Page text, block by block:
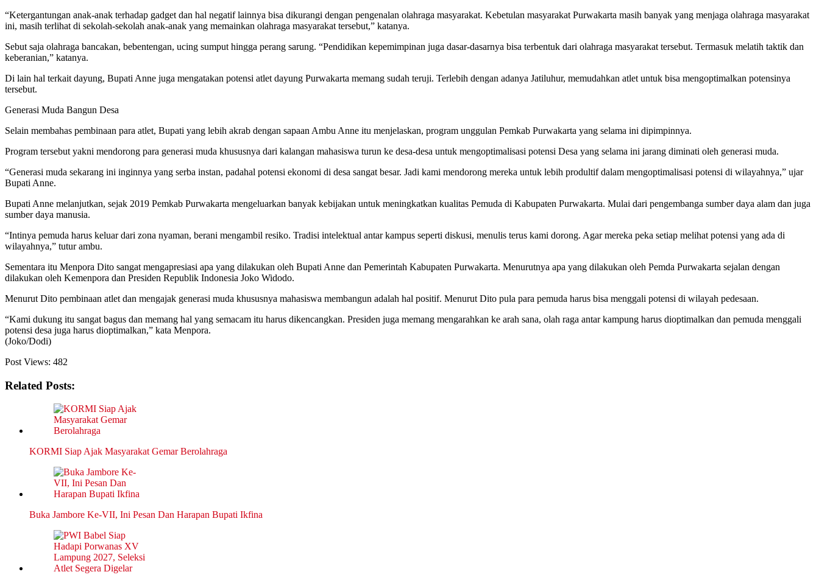
“Ketergantungan anak-anak terhadap gadget dan hal negatif lainnya bisa dikurangi dengan pengenalan olahraga masyarakat. Kebetulan masyarakat Purwakarta masih banyak yang menjaga olahraga masyarakat
ini, masih terlihat di sekolah-sekolah anak-anak yang memainkan olahraga masyarakat tersebut,” katanya.
Sebut saja olahraga bancakan, bebentengan, ucing sumput hingga perang sarung. “Pendidikan kepemimpinan juga dasar-dasarnya bisa terbentuk dari olahraga masyarakat tersebut. Termasuk melatih taktik dan
keberanian,” katanya.
Di lain hal terkait dayung, Bupati Anne juga mengatakan potensi atlet dayung Purwakarta memang sudah teruji. Terlebih dengan adanya Jatiluhur, memudahkan atlet untuk bisa mengoptimalkan potensinya
tersebut.
Generasi Muda Bangun Desa
Selain membahas pembinaan para atlet, Bupati yang lebih akrab dengan sapaan Ambu Anne itu menjelaskan, program unggulan Pemkab Purwakarta yang selama ini dipimpinnya.
Program tersebut yakni mendorong para generasi muda khususnya dari kalangan mahasiswa turun ke desa-desa untuk mengoptimalisasi potensi Desa yang selama ini jarang diminati oleh generasi muda.
“Generasi muda sekarang ini inginnya yang serba instan, padahal potensi ekonomi di desa sangat besar. Jadi kami mendorong mereka untuk lebih produltif dalam mengoptimalisasi potensi di wilayahnya,” ujar
Bupati Anne.
Bupati Anne melanjutkan, sejak 2019 Pemkab Purwakarta mengeluarkan banyak kebijakan untuk meningkatkan kualitas Pemuda di Kabupaten Purwakarta. Mulai dari pengembanga sumber daya alam dan juga
sumber daya manusia.
“Intinya pemuda harus keluar dari zona nyaman, berani mengambil resiko. Tradisi intelektual antar kampus seperti diskusi, menulis terus kami dorong. Agar mereka peka setiap melihat potensi yang ada di
wilayahnya,” tutur ambu.
Sementara itu Menpora Dito sangat mengapresiasi apa yang dilakukan oleh Bupati Anne dan Pemerintah Kabupaten Purwakarta. Menurutnya apa yang dilakukan oleh Pemda Purwakarta sejalan dengan
dilakukan oleh Kemenpora dan Presiden Republik Indonesia Joko Widodo.
Menurut Dito pembinaan atlet dan mengajak generasi muda khususnya mahasiswa membangun adalah hal positif. Menurut Dito pula para pemuda harus bisa menggali potensi di wilayah pedesaan.
“Kami dukung itu sangat bagus dan memang hal yang semacam itu harus dikencangkan. Presiden juga memang mengarahkan ke arah sana, olah raga antar kampung harus dioptimalkan dan pemuda menggali
potensi desa juga harus dioptimalkan,” kata Menpora.
(Joko/Dodi)
Post Views: 482
Related Posts:
KORMI Siap Ajak Masyarakat Gemar Berolahraga
Buka Jambore Ke-VII, Ini Pesan Dan Harapan Bupati Ikfina